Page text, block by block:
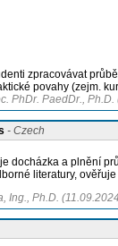
zpracovávat
povahy (zejm.
PhDr. PaedDr.,
- Czech
docházka a plnění
literatury,
Ing., Ph.D.